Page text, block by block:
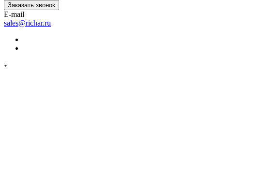
Заказать звонок
E-mail
sales@richar.ru